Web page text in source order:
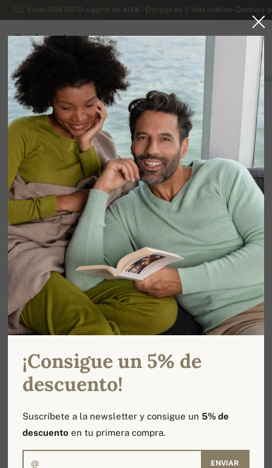
Envío GRATUITO a partir de 400€ - Entrega en 5 días hábiles- Cambios
Cachemira
ESPAÑA
Cachemira y seda
Ordenar por Filtro
TODOS LOS PRODUCTOS PRIMAVERA / VERANO EXCLUSIVA
¡Consigue un 5% de
descuento!
Suscríbete a la newsletter y consigue un5% de
descuento en tu primera compra.
ENVIAR